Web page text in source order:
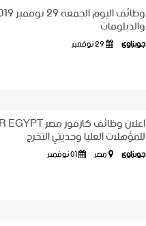
والدبلومات
جوبزاوى
29 نوفمبر
للمؤهلات العليا وحديثي التخرج
جوبزاوى مصر
01 نوفمبر